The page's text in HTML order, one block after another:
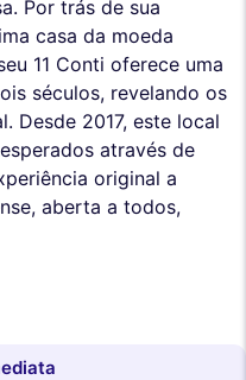
Por trás de sua
casa da moeda
11 Conti oferece uma
séculos, revelando os
Desde 2017, este local
através de
original a
aberta a todos,